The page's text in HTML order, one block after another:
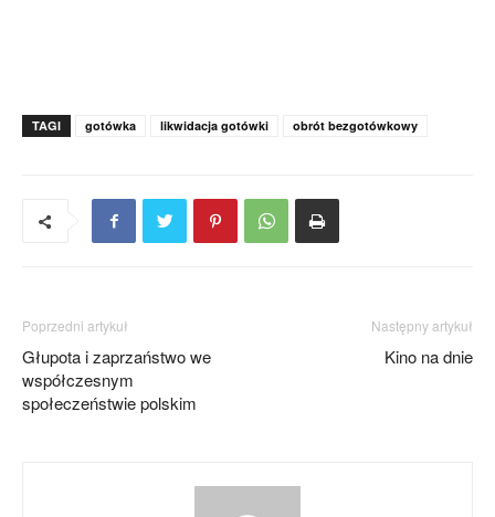
TAGI gotówka likwidacja gotówki obrót bezgotówkowy
Poprzedni artykuł
Głupota i zaprzaństwo we
współczesnym
społeczeństwie polskim
Następny artykuł
Kino na dnie